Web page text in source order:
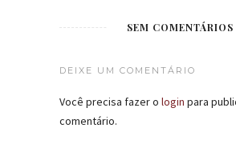
SEM COMENTÁRIOS
DEIXE UM COMENTÁRIO
Você precisa fazer o login para
comentário.